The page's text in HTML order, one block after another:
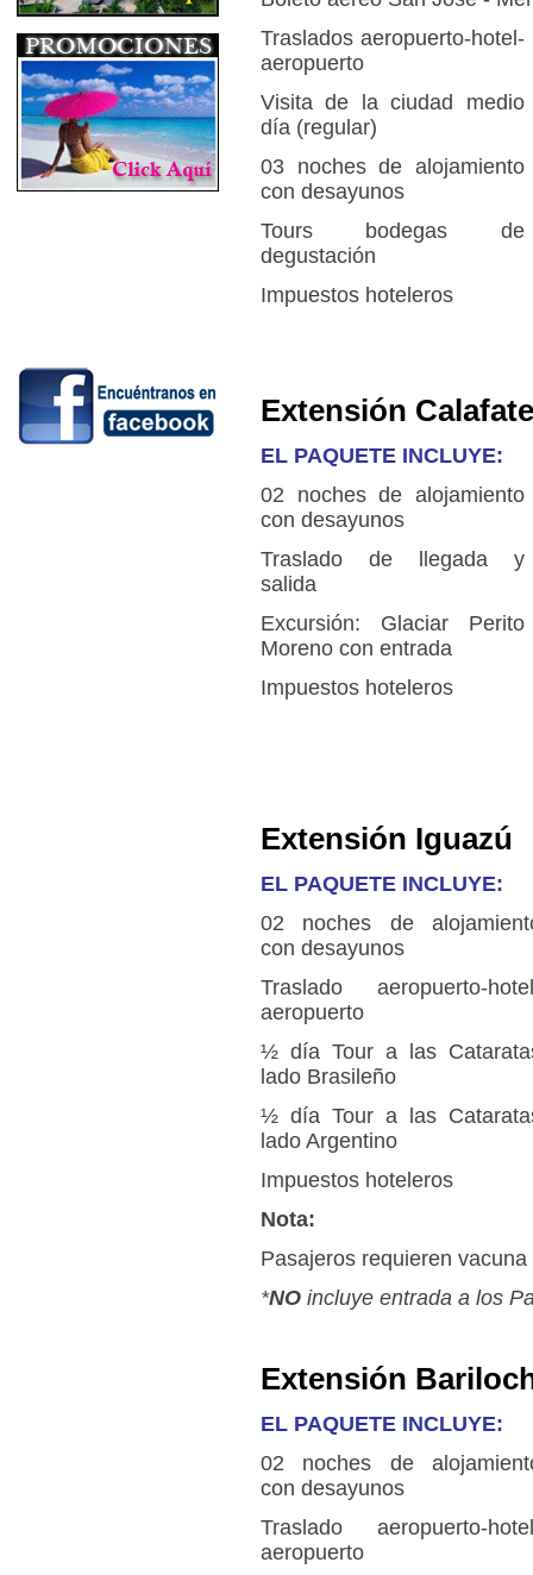
Traslados aeropuerto-hotel-
aeropuerto
Visita de la ciudad medio
día (regular)
03 noches de alojamiento
con desayunos
Tours bodegas de
degustación
Impuestos hoteleros
Extensión Calafate
EL PAQUETE INCLUYE:
02 noches de alojamiento
con desayunos
Traslado de llegada y
salida
Excursión: Glaciar Perito
Moreno con entrada
Impuestos hoteleros
Extensión Iguazú
EL PAQUETE INCLUYE:
02 noches de
con desayunos
Traslado aeropuerto-
aeropuerto
½ día Tour a las
lado Brasileño
½ día Tour a las
lado Argentino
Impuestos hoteleros
Nota:
Pasajeros requieren
*NO incluye entrada a los
Extensión
EL PAQUETE INCLUYE:
02 noches de
con desayunos
Traslado aeropuerto-
aeropuerto